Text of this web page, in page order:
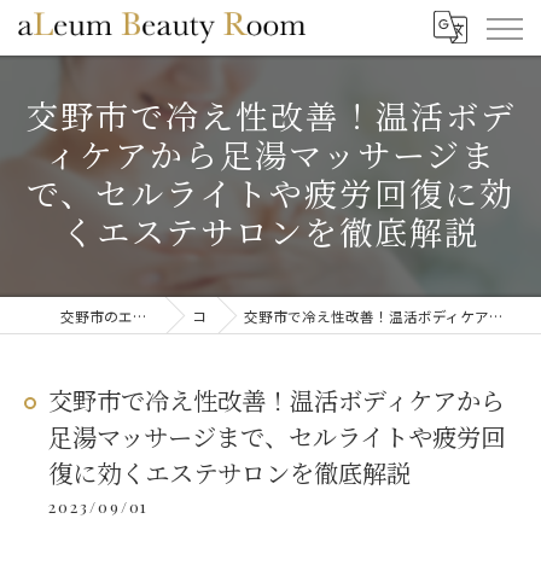
交野市で冷え性改善！温活ボデ
ィケアから足湯マッサージま
で、セルライトや疲労回復に効
くエステサロンを徹底解説
交野市のエステならaLeum Beauty Room コラム 交野市で冷え性改善！温活ボディケアから足湯マッサージまで、セルライトや疲労回復に効くエステサロンを徹底解説
交野市で冷え性改善！温活ボディケアから
足湯マッサージまで、セルライトや疲労回
復に効くエステサロンを徹底解説
2023/09/01